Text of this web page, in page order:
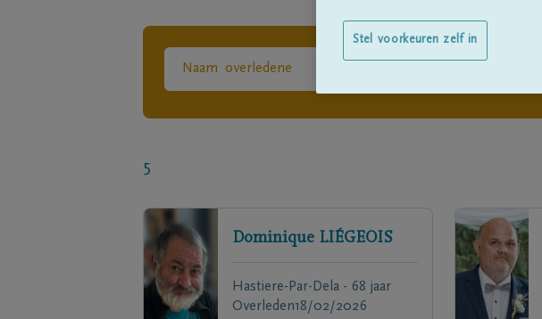
5
Dominique LIÉGEOIS
Hastiere-Par-Dela - 68 jaar
Overleden18/02/2026
Stel voorkeuren zelf in